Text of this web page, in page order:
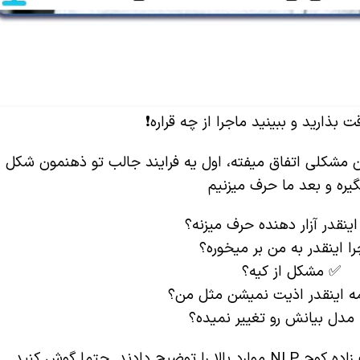
و ببینید ماجرا از چه قراره❗️
مشکلی اتفاق میفته، اول یه فرایند جالب تو ذهنمون شکل
و بعد ما حرف میزنیم
آزار دهنده حرف میزنه؟
اینقدر به من بر میخوره؟
✅ مشکل از کیه؟
اینقدر اذیت نمیشن مثل من؟
مدل بیانش رو تغییر نمیده؟